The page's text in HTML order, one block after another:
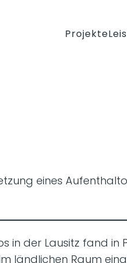
Projekte
eines
in der Lausitz fand in
ländlichen Raum